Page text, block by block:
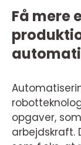
Få mere
opgaver,
arbejdskraft.